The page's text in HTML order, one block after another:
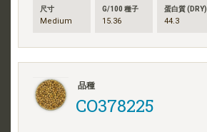
尺寸
Medium
G/100 種子
15.36
蛋白質 (DRY)
44.3
品種
CO378225